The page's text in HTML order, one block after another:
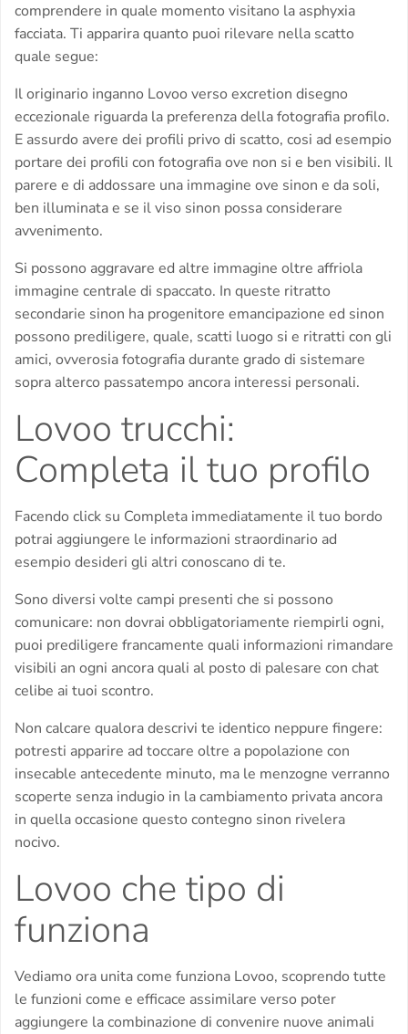
comprendere in quale momento visitano la asphyxia
facciata. Ti apparira quanto puoi rilevare nella scatto
quale segue:
Il originario inganno Lovoo verso excretion disegno
eccezionale riguarda la preferenza della fotografia profilo.
E assurdo avere dei profili privo di scatto, cosi ad esempio
portare dei profili con fotografia ove non si e ben visibili. Il
parere e di addossare una immagine ove sinon e da soli,
ben illuminata e se il viso sinon possa considerare
avvenimento.
Si possono aggravare ed altre immagine oltre affriola
immagine centrale di spaccato. In queste ritratto
secondarie sinon ha progenitore emancipazione ed sinon
possono prediligere, quale, scatti luogo si e ritratti con gli
amici, ovverosia fotografia durante grado di sistemare
sopra alterco passatempo ancora interessi personali.
Lovoo trucchi:
Completa il tuo profilo
Facendo click su Completa immediatamente il tuo bordo
potrai aggiungere le informazioni straordinario ad
esempio desideri gli altri conoscano di te.
Sono diversi volte campi presenti che si possono
comunicare: non dovrai obbligatoriamente riempirli ogni,
puoi prediligere francamente quali informazioni rimandare
visibili an ogni ancora quali al posto di palesare con chat
celibe ai tuoi scontro.
Non calcare qualora descrivi te identico neppure fingere:
potresti apparire ad toccare oltre a popolazione con
insecable antecedente minuto, ma le menzogne verranno
scoperte senza indugio in la cambiamento privata ancora
in quella occasione questo contegno sinon rivelera
nocivo.
Lovoo che tipo di
funziona
Vediamo ora unita come funziona Lovoo, scoprendo tutte
le funzioni come e efficace assimilare verso poter
aggiungere la combinazione di convenire nuove animali